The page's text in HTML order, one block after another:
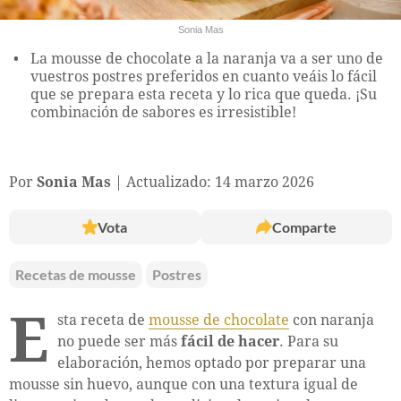
Sonia Mas
La mousse de chocolate a la naranja va a ser uno de
vuestros postres preferidos en cuanto veáis lo fácil
que se prepara esta receta y lo rica que queda. ¡Su
combinación de sabores es irresistible!
Por Sonia Mas Actualizado: 14 marzo 2026
Vota Comparte
Recetas de mousse Postres
E sta receta de mousse de chocolate con naranja
no puede ser más fácil de hacer. Para su
elaboración, hemos optado por preparar una
mousse sin huevo, aunque con una textura igual de